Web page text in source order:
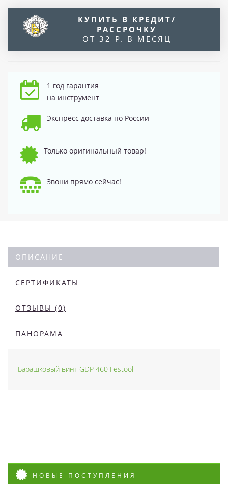
КУПИТЬ В КРЕДИТ/
РАССРОЧКУ
ОТ 32 Р. В МЕСЯЦ
1 год гарантия
на инструмент
Экспресс доставка по России
Только оригинальный товар!
Звони прямо сейчас!
ОПИСАНИЕ
СЕРТИФИКАТЫ
ОТЗЫВЫ (0)
ПАНОРАМА
Барашковый винт GDP 460 Festool
НОВЫЕ ПОСТУПЛЕНИЯ